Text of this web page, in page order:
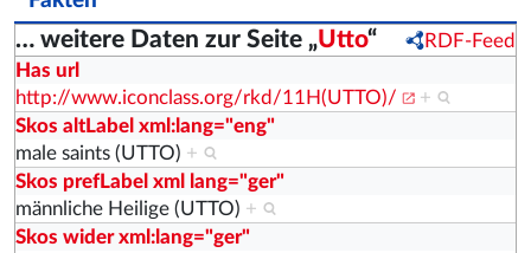
… weitere Daten zur Seite „Utto“
RDF-Feed
Has url
http://www.iconclass.org/rkd/11H(UTTO)/
+
Skos altLabel xml:lang="eng"
male saints (UTTO) +
Skos prefLabel xml lang="ger"
männliche Heilige (UTTO) +
Skos wider xml:lang="ger"